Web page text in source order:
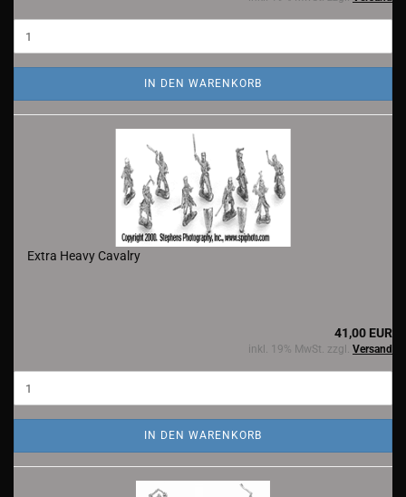
IN DEN WARENKORB
Extra Heavy Cavalry
41,00 EUR
inkl. 19% MwSt. zzgl. Versand
IN DEN WARENKORB